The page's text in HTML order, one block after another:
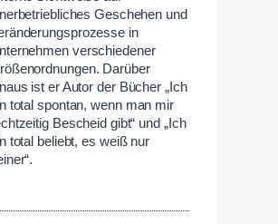
Geschehen und
in
verschiedener
Darüber
ist er Autor der Bücher „Ich
total spontan, wenn man mir
Bescheid gibt“ und „Ich
total beliebt, es weiß nur